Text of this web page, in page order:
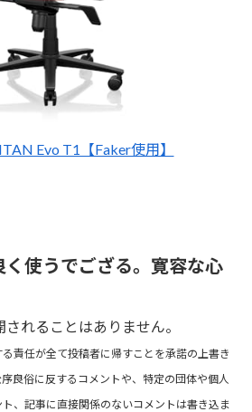
Evo T1【Faker使用】
く使うでござる。寛容な心
れることはありません。
責任が全て投稿者に帰すことを承諾の上書き
良俗に反するコメントや、特定の団体や個人
、記事に直接関係のないコメントは書き込ま